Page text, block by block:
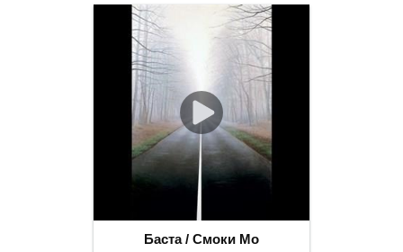
Баста / Смоки Мо